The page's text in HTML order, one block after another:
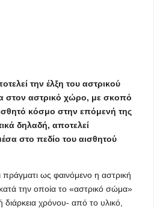
την έλξη του αστρικού
στον αστρικό χώρο, με σκοπό
κόσμο στην επόμενή της
δηλαδή, αποτελεί
στο πεδίο του αισθητού
πράγματι ως φαινόμενο η αστρική
την οποία το «αστρικό σώμα»
διάρκεια χρόνου- από το υλικό,